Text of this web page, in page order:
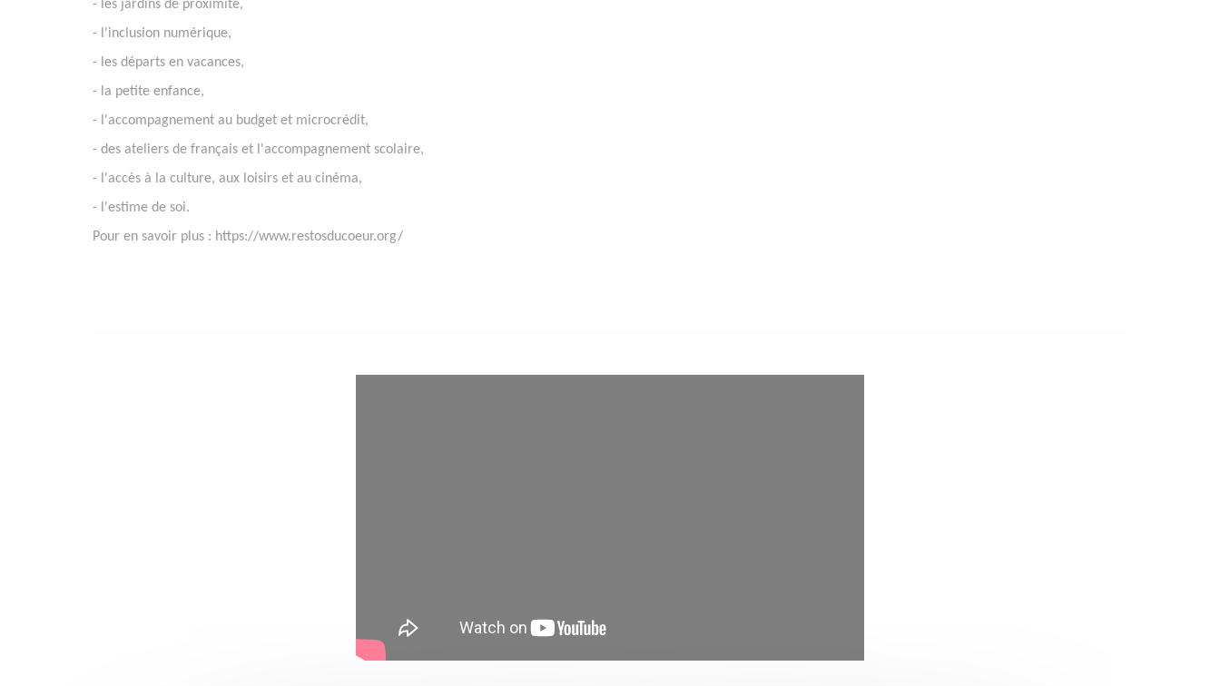
- les jardins de proximité,
- l'inclusion numérique,
- les départs en vacances,
- la petite enfance,
- l'accompagnement au budget et microcrédit,
- des ateliers de français et l'accompagnement scolaire,
- l'accès à la culture, aux loisirs et au cinéma,
- l'estime de soi.
Pour en savoir plus : https://www.restosducoeur.org/